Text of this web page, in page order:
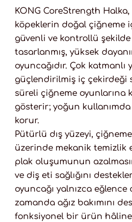
KONG CoreStrength
köpeklerin doğal çiğneme
güvenli ve kontrollü şekilde
tasarlanmış, yüksek
oyuncağıdır. Çok katmanlı
güçlendirilmiş iç çekirdeği
süreli çiğneme oyunlarına
gösterir; yoğun
korur.
Pütürlü dış yüzeyi,
üzerinde mekanik temizlik
plak oluşumunun
ve diş eti sağlığını
oyuncağı yalnızca eğlence
zamanda ağız bakımını
fonksiyonel bir ürün